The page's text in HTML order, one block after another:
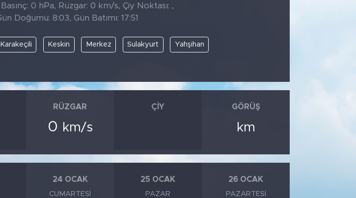
Basınç: 0 hPa, Rüzgar: 0 km/s, Çiy Noktası: ,
Doğumu: 8:03, Gün Batımı: 17:51
Karakeçili Keskin Merkez Sulakyurt Yahşihan
RÜZGAR
0 km/s
ÇIY GÖRÜŞ
km
24 OCAK
CUMARTESI
25 OCAK
PAZAR
26 OCAK
PAZARTESI